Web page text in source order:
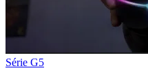
Série G5